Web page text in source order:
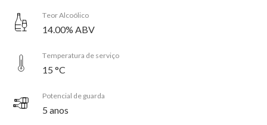
Teor Alcoólico
14.00% ABV
Temperatura de serviço
15 °C
Potencial de guarda
5 anos